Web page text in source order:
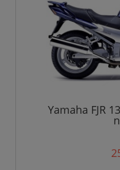
Yamaha FJR